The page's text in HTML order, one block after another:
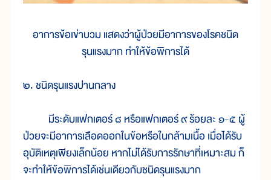
อาการข้อเข่าบวม แสดงว่าผู้ป่วยมีอาการของโรคชนิด
รุนแรงมาก ทำให้ข้อพิการได้
๒. ชนิดรุนแรงปานกลาง
มีระดับแฟกเตอร์ ๘ หรือแฟกเตอร์ ๙ ร้อยละ ๑-๕ ผู้
ป่วยจะมีอาการเลือดออกในข้อหรือในกล้ามเนื้อ เมื่อได้รับ
อุบัติเหตุเพียงเล็กน้อย หากไม่ได้รับการรักษาที่เหมาะสม ก็
จะทำให้ข้อพิการได้เช่นเดียวกับชนิดรุนแรงมาก